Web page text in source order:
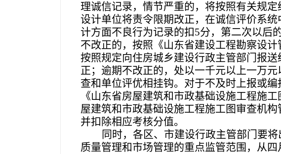
理诚信记录，情节严重的，将按照有关规
设计单位将责令限期改正，在诚信评价系
计方面不良行为记录的扣5分，第二次以后
不改正的，按照《山东省建设工程勘察设
按照规定向住房城乡建设行政主管部门报
正；逾期不改正的，处以一千元以上一万
查和单位评优相挂钩。对于不及时上报或
《山东省房屋建筑和市政基础设施工程施
屋建筑和市政基础设施工程施工图审查机
并扣除相应考核分值。
同时，各区、市建设行政主管部门要
质量管理和市场管理的重点监管范围，从